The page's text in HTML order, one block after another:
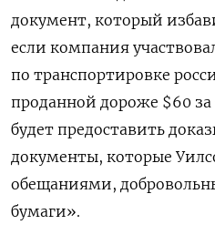
документ, который
если компания
по транспортировке
проданной дороже $60 за
будет предоставить
документы, которые
обещаниями,
бумаги».